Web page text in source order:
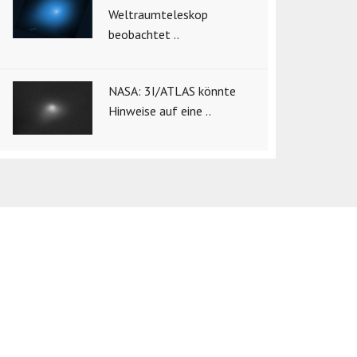
Weltraumteleskop
beobachtet ..
NASA: 3I/ATLAS könnte
Hinweise auf eine ..